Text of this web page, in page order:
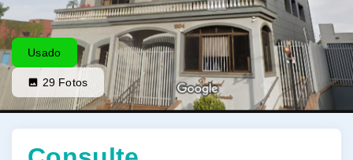
Usado
29 Fotos